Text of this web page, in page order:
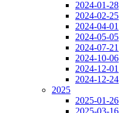
2024-01-28
2024-02-25
2024-04-01
2024-05-05
2024-07-21
2024-10-06
2024-12-01
2024-12-24
2025
2025-01-26
2025-03-16